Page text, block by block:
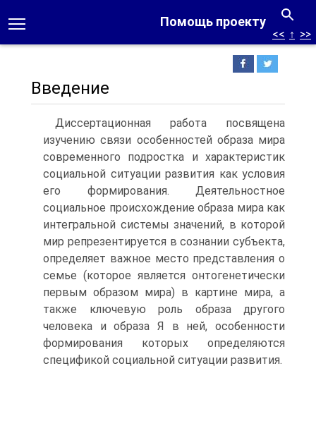
Помощь проекту
<< ↑ >>
Введение
Диссертационная работа посвящена
изучению связи особенностей образа мира
современного подростка и характеристик
социальной ситуации развития как условия
его формирования. Деятельностное
социальное происхождение образа мира как
интегральной системы значений, в которой
мир репрезентируется в сознании субъекта,
определяет важное место представления о
семье (которое является онтогенетически
первым образом мира) в картине мира, а
также ключевую роль образа другого
человека и образа Я в ней, особенности
формирования которых определяются
спецификой социальной ситуации развития.